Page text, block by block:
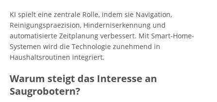
KI spielt eine zentrale Rolle, indem sie Navigation,
Reinigungspraezision, Hinderniserkennung und
automatisierte Zeitplanung verbessert. Mit Smart-Home-
Systemen wird die Technologie zunehmend in
Haushaltsroutinen integriert.
Warum steigt das Interesse an
Saugrobotern?